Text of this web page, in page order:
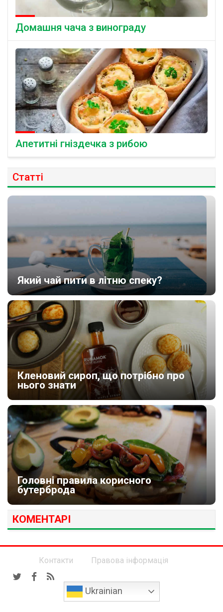
Домашня чача з винограду
Апетитні гніздечка з рибою
Статті
Який чай пити в літню спеку?
Кленовий сироп, що потрібно про
нього знати
Головні правила корисного
бутерброда
КОМЕНТАРІ
Контакти Правова інформація
Ukrainian